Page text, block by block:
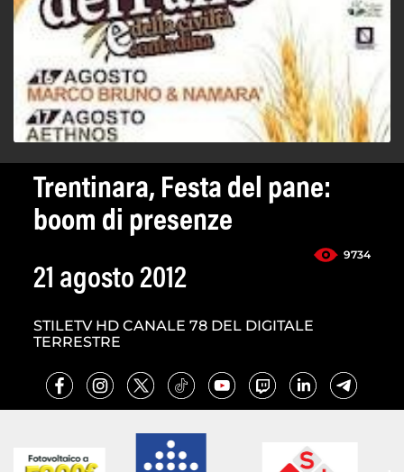
Trentinara, Festa del pane:
boom di presenze
9734
21 agosto 2012
STILETV HD CANALE 78 DEL DIGITALE
TERRESTRE